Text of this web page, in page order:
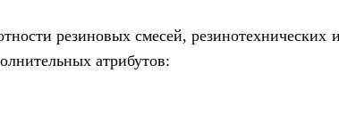
резиновых смесей, резинотехнических
атрибутов: